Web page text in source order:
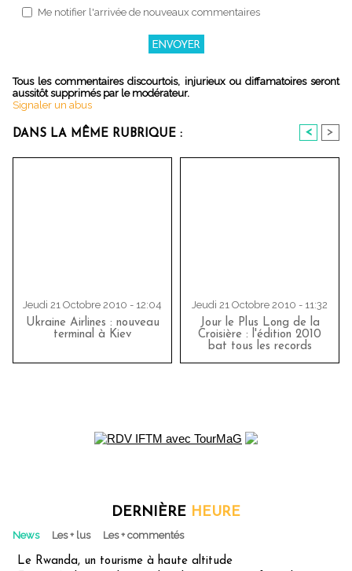
Me notifier l'arrivée de nouveaux commentaires
Tous les commentaires discourtois, injurieux ou diffamatoires seront
aussitôt supprimés par le modérateur.
Signaler un abus
DANS LA MÊME RUBRIQUE : < >
Jeudi 21 Octobre 2010 - 12:04
Ukraine Airlines : nouveau
terminal à Kiev
Jeudi 21 Octobre 2010 - 11:32
Jour le Plus Long de la
Croisière : l'édition 2010
bat tous les records
DERNIÈRE HEURE
News Les + lus Les + commentés
Le Rwanda, un tourisme à haute altitude